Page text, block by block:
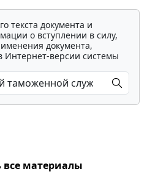
текста документа и
о вступлении в силу,
документа,
Интернет-версии системы
все материалы